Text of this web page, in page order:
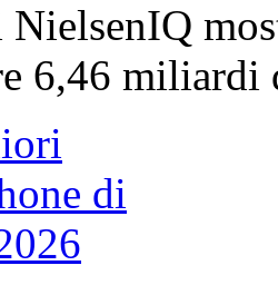
NielsenIQ
6,46